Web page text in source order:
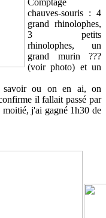
chauves-souris : 4
grand rhinolophes,
3 petits
rhinolophes, un
grand murin ???
(voir photo) et un
savoir ou on en ai, on
il fallait passé par
moitié, j'ai gagné 1h30 de